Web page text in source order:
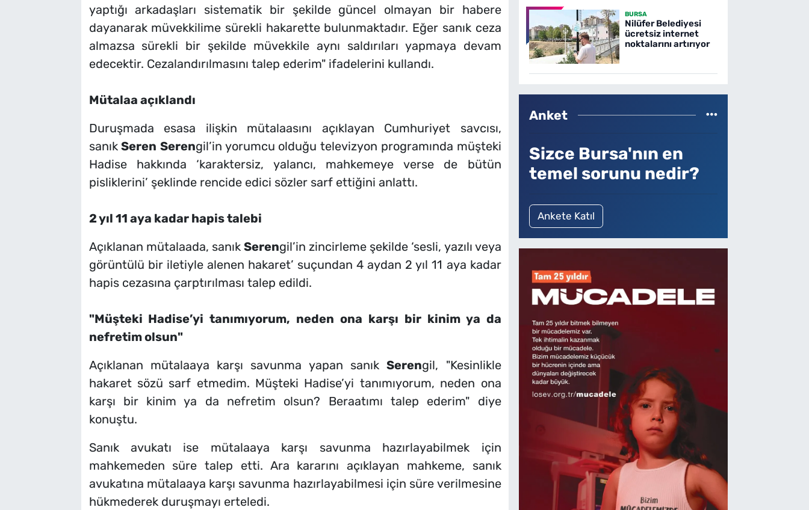
yaptığı arkadaşları sistematik bir şekilde güncel olmayan bir habere
dayanarak müvekkilime sürekli hakarette bulunmaktadır. Eğer sanık ceza
almazsa sürekli bir şekilde müvekkile aynı saldırıları yapmaya devam
edecektir. Cezalandırılmasını talep ederim" ifadelerini kullandı.
Mütalaa açıklandı
Duruşmada esasa ilişkin mütalaasını açıklayan Cumhuriyet savcısı,
sanıkSeren Serengil’in yorumcu olduğu televizyon programında müşteki
Hadise hakkında ‘karaktersiz, yalancı, mahkemeye verse de bütün
pisliklerini’ şeklinde rencide edici sözler sarf ettiğini anlattı.
2 yıl 11 aya kadar hapis talebi
Açıklanan mütalaada, sanık Serengil’in zincirleme şekilde ‘sesli, yazılı veya
görüntülü bir iletiyle alenen hakaret’ suçundan 4 aydan 2 yıl 11 aya kadar
hapis cezasına çarptırılması talep edildi.
"Müşteki Hadise’yi tanımıyorum, neden ona karşı bir kinim ya da
nefretim olsun"
Açıklanan mütalaaya karşı savunma yapan sanıkSerengil, "Kesinlikle
hakaret sözü sarf etmedim. Müşteki Hadise’yi tanımıyorum, neden ona
karşı bir kinim ya da nefretim olsun? Beraatımı talep ederim" diye
konuştu.
Sanık avukatı ise mütalaaya karşı savunma hazırlayabilmek için
mahkemeden süre talep etti. Ara kararını açıklayan mahkeme, sanık
avukatına mütalaaya karşı savunma hazırlayabilmesi için süre verilmesine
hükmederek duruşmayı erteledi.
BURSA
Nilüfer Belediyesi
ücretsiz internet
noktalarını artırıyor
Anket
Sizce Bursa'nın en
temel sorunu nedir?
Ankete Katıl